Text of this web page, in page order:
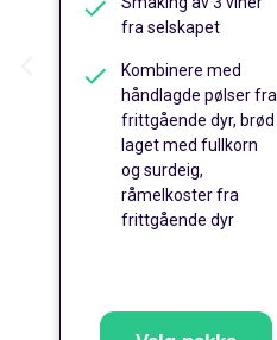
fra selskapet
Kombinere med
håndlagde pølser fra
frittgående dyr, brød
laget med fullkorn
og surdeig,
råmelkoster fra
frittgående dyr